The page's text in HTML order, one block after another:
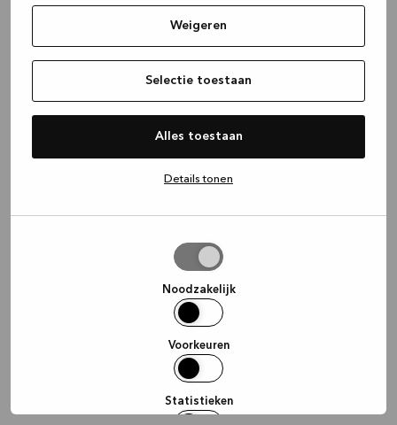
Weigeren
Selectie toestaan
Alles toestaan
Details tonen
Noodzakelijk
Voorkeuren
Statistieken
(see the browser console for more
information).